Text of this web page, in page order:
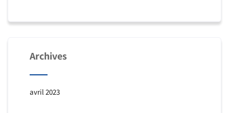
Archives
avril 2023